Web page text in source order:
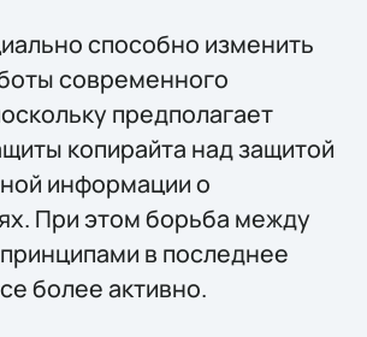
способно изменить
современного
предполагает
копирайта над защитой
информации о
При этом борьба между
в последнее
более активно.